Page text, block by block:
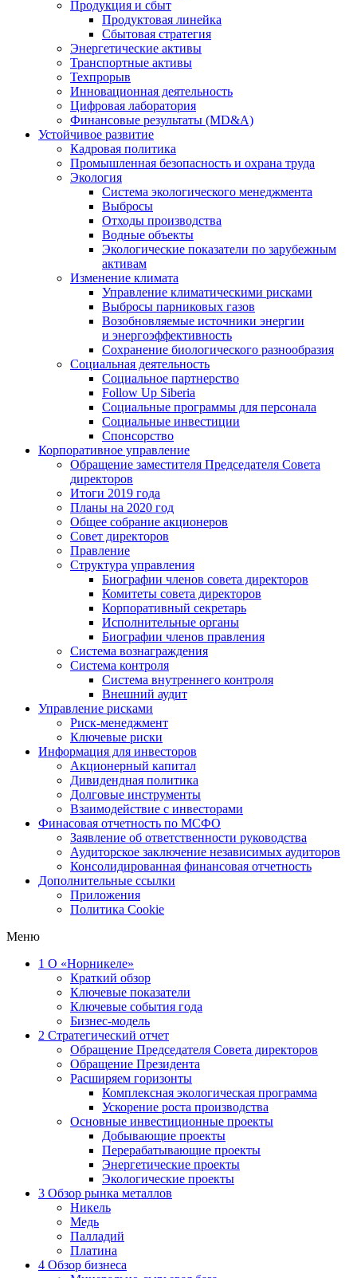
Продукция и сбыт
Продуктовая линейка
Сбытовая стратегия
Энергетические активы
Транспортные активы
Техпрорыв
Инновационная деятельность
Цифровая лаборатория
Финансовые результаты (MD&A)
Устойчивое развитие
Кадровая политика
Промышленная безопасность и охрана труда
Экология
Система экологического менеджмента
Выбросы
Отходы производства
Водные объекты
Экологические показатели по зарубежным
активам
Изменение климата
Управление климатическими рисками
Выбросы парниковых газов
Возобновляемые источники энергии
и энергоэффективность
Сохранение биологического разнообразия
Социальная деятельность
Социальное партнерство
Follow Up Siberia
Социальные программы для персонала
Социальные инвестиции
Спонсорство
Корпоративное управление
Обращение заместителя Председателя Совета
директоров
Итоги 2019 года
Планы на 2020 год
Общее собрание акционеров
Совет директоров
Правление
Структура управления
Биографии членов совета директоров
Комитеты совета директоров
Корпоративный секретарь
Исполнительные органы
Биографии членов правления
Система вознаграждения
Система контроля
Система внутреннего контроля
Внешний аудит
Управление рисками
Риск-менеджмент
Ключевые риски
Информация для инвесторов
Акционерный капитал
Дивидендная политика
Долговые инструменты
Взаимодействие с инвеcторами
Финасовая отчетность по МСФО
Заявление об ответственности руководства
Аудиторское заключение независимых аудиторов
Консолидированная финансовая отчетность
Дополнительные ссылки
Приложения
Политика Cookie
Меню
1 О «Норникеле»
Краткий обзор
Ключевые показатели
Ключевые события года
Бизнес-модель
2 Стратегический отчет
Обращение Председателя Совета директоров
Обращение Президента
Расширяем горизонты
Комплексная экологическая программа
Ускорение роста производства
Основные инвестиционные проекты
Добывающие проекты
Перерабатывающие проекты
Энергетические проекты
Экологические проекты
3 Обзор рынка металлов
Никель
Медь
Палладий
Платина
4 Обзор бизнеса